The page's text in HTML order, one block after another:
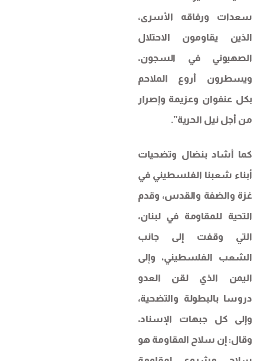
سعدات ورفاقه الأسرى،
الذين يقاومون الاحتلال
الصهيوني في السجون،
ويسطرون أروع الملاحم
بكل عنفوان وعزيمة وإصرار
من أجل نيل الحرية”.
كما أشاد بنضال وتضحيات
أبناء شعبنا الفلسطيني في
غزة والضفة والقدس، وقدم
التحية للمقاومة في لبنان،
التي وقفت إلى جانب
الشعب الفلسطيني، وإلى
اليمن الذي لقن العدو
دروسا بالبطولة والتضحية،
وإلى كل جبهات الإسناد،
وقال: إن سلاح المقاومة هو